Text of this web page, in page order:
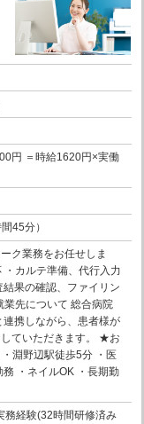
円 ＝時給1620円×実働
45分）
ク業務をお任せしま
カルテ準備、代行入力
結果の確認、ファイリン
業先について 総合病院
携しながら、患者様が
ていただきます。 ★お
淵野辺駅徒歩5分 ・医
・ネイルOK ・長期勤
務経験(32時間研修済み